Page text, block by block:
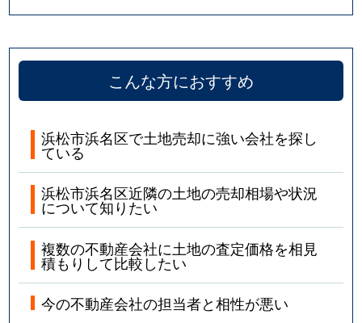
こんな方におすすめ
浜松市浜名区で土地売却に強い会社を探し
ている
浜松市浜名区近隣の土地の売却相場や状況
について知りたい
複数の不動産会社に土地の査定価格を相見
積もりして比較したい
今の不動産会社の担当者と相性が悪い